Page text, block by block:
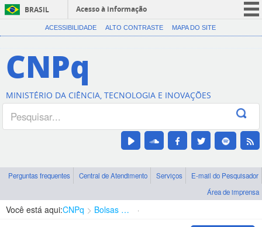
BRASIL
Acesso à informação
CORONAVÍRUS (COVID-19)
Canais
ACESSIBILIDADE ALTO CONTRASTE MAPA DO SITE
CNPq
MINISTÉRIO DA CIÊNCIA, TECNOLOGIA E INOVAÇÕES
Perguntas frequentes Central de Atendimento Serviços
E-mail do Pesquisador
Área de imprensa
Você está aqui:CNPq Bolsas e Auxílios Vigentes